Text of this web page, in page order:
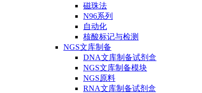
磁珠法
N96系列
自动化
核酸标记与检测
NGS文库制备
DNA文库制备试剂盒
NGS文库制备模块
NGS原料
RNA文库制备试剂盒